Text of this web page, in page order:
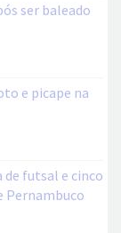
ser baleado
e picape na
futsal e cinco
Pernambuco